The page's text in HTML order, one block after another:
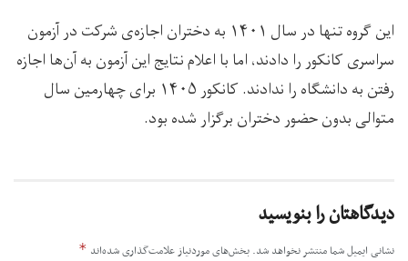
این گروه تنها در سال ۱۴۰۱ به دختران اجازه‌ی شرکت در آزمون
سراسری کانکور را دادند، اما با اعلام نتایج این آزمون به آن‌ها اجازه
رفتن به دانشگاه را ندادند. کانکور ۱۴۰۵ برای چهارمین سال
متوالی بدون حضور دختران برگزار شده بود.
دیدگاهتان را بنویسید
نشانی ایمیل شما منتشر نخواهد شد. بخش‌های موردنیاز علامت‌گذاری شده‌اند *